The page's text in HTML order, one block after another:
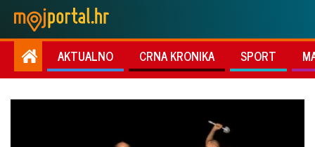
AKTUALNO CRNA KRONIKA SPORT